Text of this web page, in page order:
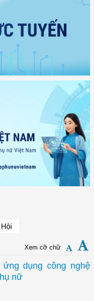
Xem cỡ chữ
dụng công nghệ
nữ